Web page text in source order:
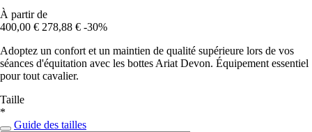
À partir de
400,00 € 278,88 € -30%
Adoptez un confort et un maintien de qualité supérieure lors de vos
séances d'équitation avec les bottes Ariat Devon. Équipement essentiel
pour tout cavalier.
Taille
*
Guide des tailles